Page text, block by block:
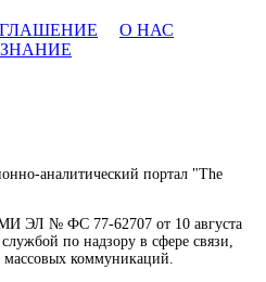
О НАС
аналитический портал "The
ЭЛ № ФС 77-62707 от 10 августа
по надзору в сфере связи,
коммуникаций.